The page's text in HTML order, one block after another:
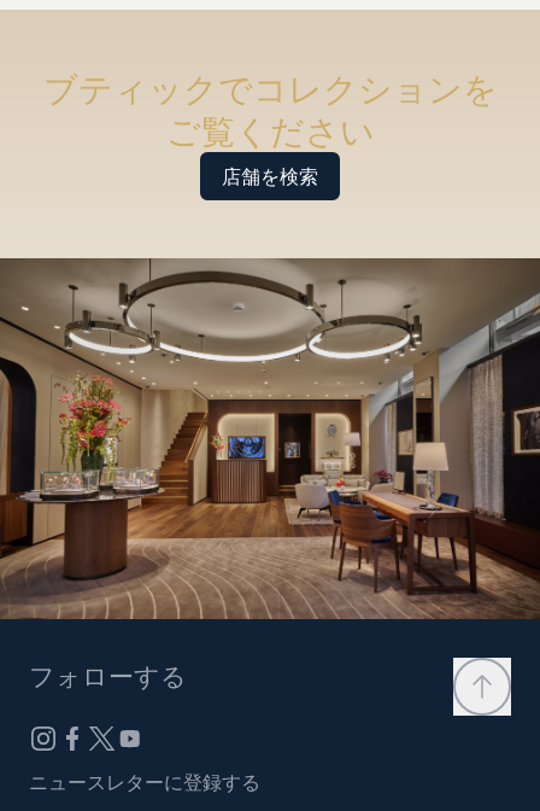
ブティックでコレクションを
ご覧ください
店舗を検索
フォローする
ニュースレターに登録する